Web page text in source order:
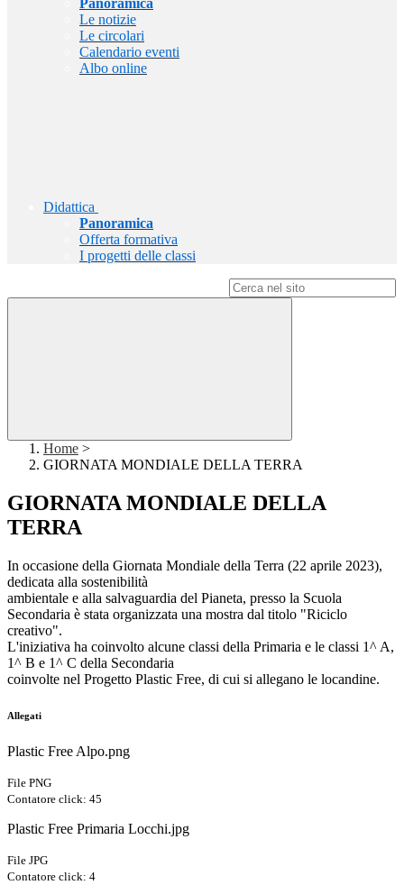
Panoramica
Le notizie
Le circolari
Calendario eventi
Albo online
Didattica
Panoramica
Offerta formativa
I progetti delle classi
Home >
GIORNATA MONDIALE DELLA TERRA
GIORNATA MONDIALE DELLA
TERRA
In occasione della Giornata Mondiale della Terra (22 aprile 2023),
dedicata alla sostenibilità
ambientale e alla salvaguardia del Pianeta, presso la Scuola
Secondaria è stata organizzata una mostra dal titolo "Riciclo
creativo".
L'iniziativa ha coinvolto alcune classi della Primaria e le classi 1^ A,
1^ B e 1^ C della Secondaria
coinvolte nel Progetto Plastic Free, di cui si allegano le locandine.
Allegati
Plastic Free Alpo.png
File PNG
Contatore click: 45
Plastic Free Primaria Locchi.jpg
File JPG
Contatore click: 4